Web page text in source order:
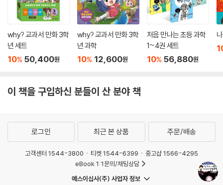
why? 교과서 만화 3학
년 세트
10% 50,400원
why? 교과서 만화 3학
년 과학
10% 12,600원
처음 만나는 초등 과학
1~4권 세트
10% 56,880원
이 책을 구입하신 분들이 산 분야 책
로그인 최근 본 상품 주문/배송
고객센터 1544-3800 티켓 1544-6399
중고샵 1566-4295
eBook 1:1문의/채팅상담
예스이십사(주) 사업자 정보